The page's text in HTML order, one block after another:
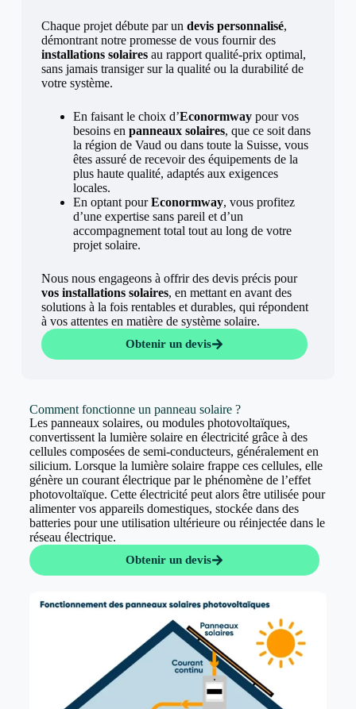
Chaque projet débute par un devis personnalisé,
démontrant notre promesse de vous fournir des
installations solairesau rapport qualité-prix optimal,
sans jamais transiger sur la qualité ou la durabilité de
votre système.
En faisant le choix d’Econormwaypour vos
besoins en panneaux solaires, que ce soit dans
la région de Vaud ou dans toute la Suisse, vous
êtes assuré de recevoir des équipements de la
plus haute qualité, adaptés aux exigences
locales.
En optant pourEconormway, vous profitez
d’une expertise sans pareil et d’un
accompagnement total tout au long de votre
projet solaire.
Nous nous engageons à offrir des devis précis pour
vos installations solaires, en mettant en avant des
solutions à la fois rentables et durables, qui répondent
à vos attentes en matière de système solaire.
Obtenir un devis
Comment fonctionne un panneau solaire ?
Les panneaux solaires, ou modules photovoltaïques,
convertissent la lumière solaire en électricité grâce à des
cellules composées de semi-conducteurs, généralement en
silicium. Lorsque la lumière solaire frappe ces cellules, elle
génère un courant électrique par le phénomène de l’effet
photovoltaïque. Cette électricité peut alors être utilisée pour
alimenter vos appareils domestiques, stockée dans des
batteries pour une utilisation ultérieure ou réinjectée dans le
réseau électrique.
Obtenir un devis